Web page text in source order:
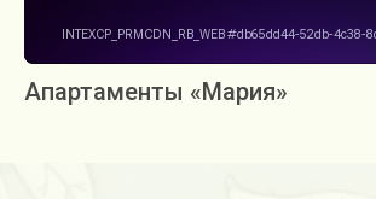
Апартаменты «Мария»